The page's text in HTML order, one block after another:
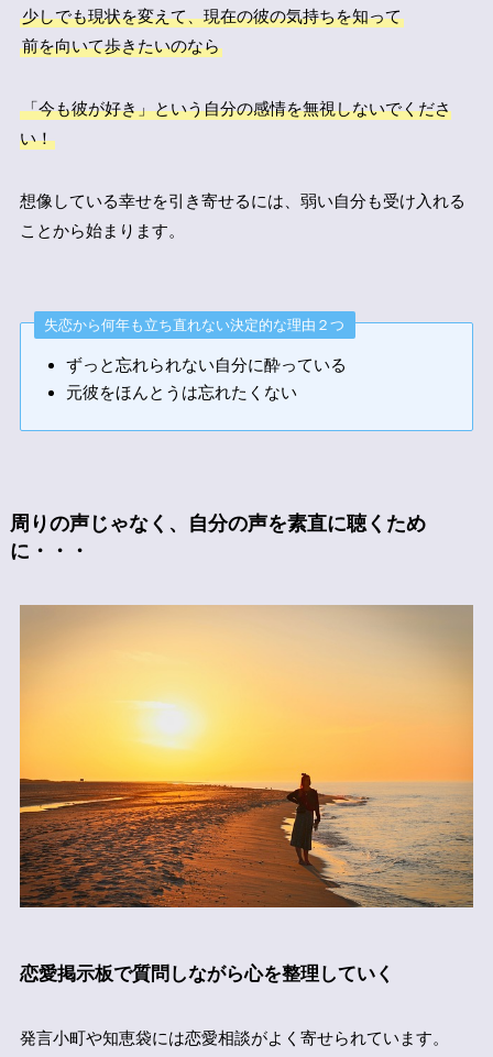
少しでも現状を変えて、現在の彼の気持ちを知って
前を向いて歩きたいのなら
「今も彼が好き」という自分の感情を無視しないでくださ
い！
想像している幸せを引き寄せるには、弱い自分も受け入れる
ことから始まります。
失恋から何年も立ち直れない決定的な理由２つ
ずっと忘れられない自分に酔っている
元彼をほんとうは忘れたくない
周りの声じゃなく、自分の声を素直に聴くため
に・・・
恋愛掲示板で質問しながら心を整理していく
発言小町や知恵袋には恋愛相談がよく寄せられています。